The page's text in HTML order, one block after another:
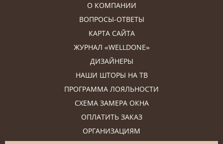
О КОМПАНИИ
ВОПРОСЫ-ОТВЕТЫ
КАРТА САЙТА
ЖУРНАЛ «WELLDONE»
ДИЗАЙНЕРЫ
НАШИ ШТОРЫ НА ТВ
ПРОГРАММА ЛОЯЛЬНОСТИ
СХЕМА ЗАМЕРА ОКНА
ОПЛАТИТЬ ЗАКАЗ
ОРГАНИЗАЦИЯМ